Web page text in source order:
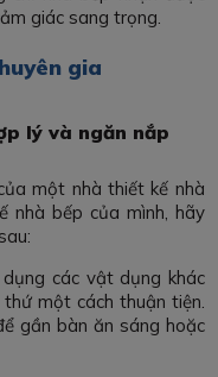
giác sang trọng.
gia
lý và ngăn nắp
một nhà thiết kế nhà
nhà bếp của mình, hãy
các vật dụng khác
một cách thuận tiện.
gần bàn ăn sáng hoặc